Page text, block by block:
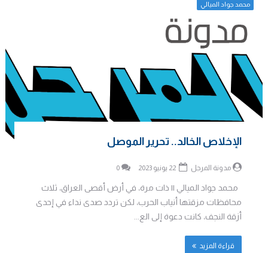
محمد جواد الميالي
الإخلاص الخالد.. تحرير الموصل
مدونة المرجل 0
محمد جواد الميالي || ذات مرة، في أرض أقصى العراق، ثلاث
محافظات مزقتها أنياب الحرب، لكن تردد صدى نداء في إحدى
أزقة النجف، كانت دعوة إلى الع...
قراءة المزيد